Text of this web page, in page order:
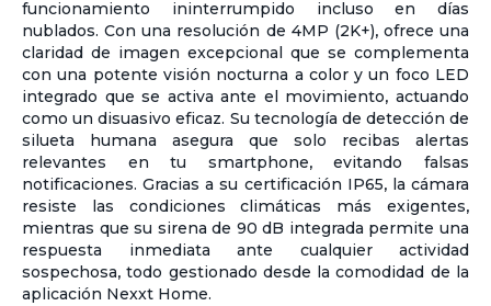
funcionamiento ininterrumpido incluso en días
nublados. Con una resolución de 4MP (2K+), ofrece una
claridad de imagen excepcional que se complementa
con una potente visión nocturna a color y un foco LED
integrado que se activa ante el movimiento, actuando
como un disuasivo eficaz. Su tecnología de detección de
silueta humana asegura que solo recibas alertas
relevantes en tu smartphone, evitando falsas
notificaciones. Gracias a su certificación IP65, la cámara
resiste las condiciones climáticas más exigentes,
mientras que su sirena de 90 dB integrada permite una
respuesta inmediata ante cualquier actividad
sospechosa, todo gestionado desde la comodidad de la
aplicación Nexxt Home.